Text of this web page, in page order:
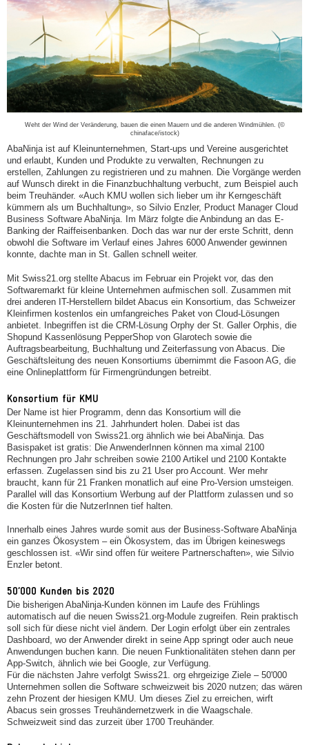
Weht der Wind der Veränderung, bauen die einen Mauern und die anderen Windmühlen. (©
chinaface/istock)
AbaNinja ist auf Kleinunternehmen, Start-ups und Vereine ausgerichtet
und erlaubt, Kunden und Produkte zu verwalten, Rechnungen zu
erstellen, Zahlungen zu registrieren und zu mahnen. Die Vorgänge werden
auf Wunsch direkt in die Finanzbuchhaltung verbucht, zum Beispiel auch
beim Treuhänder. «Auch KMU wollen sich lieber um ihr Kerngeschäft
kümmern als um Buchhaltung», so Silvio Enzler, Product Manager Cloud
Business Software AbaNinja. Im März folgte die Anbindung an das E-
Banking der Raiffeisenbanken. Doch das war nur der erste Schritt, denn
obwohl die Software im Verlauf eines Jahres 6000 Anwender gewinnen
konnte, dachte man in St. Gallen schnell weiter.
Mit Swiss21.org stellte Abacus im Februar ein Projekt vor, das den
Softwaremarkt für kleine Unternehmen aufmischen soll. Zusammen mit
drei anderen IT-Herstellern bildet Abacus ein Konsortium, das Schweizer
Kleinfirmen kostenlos ein umfangreiches Paket von Cloud-Lösungen
anbietet. Inbegriffen ist die CRM-Lösung Orphy der St. Galler Orphis, die
Shopund Kassenlösung PepperShop von Glarotech sowie die
Auftragsbearbeitung, Buchhaltung und Zeiterfassung von Abacus. Die
Geschäftsleitung des neuen Konsortiums übernimmt die Fasoon AG, die
eine Onlineplattform für Firmengründungen betreibt.
Konsortium für KMU
Der Name ist hier Programm, denn das Konsortium will die
Kleinunternehmen ins 21. Jahrhundert holen. Dabei ist das
Geschäftsmodell von Swiss21.org ähnlich wie bei AbaNinja. Das
Basispaket ist gratis: Die AnwenderInnen können ma ximal 2100
Rechnungen pro Jahr schreiben sowie 2100 Artikel und 2100 Kontakte
erfassen. Zugelassen sind bis zu 21 User pro Account. Wer mehr
braucht, kann für 21 Franken monatlich auf eine Pro-Version umsteigen.
Parallel will das Konsortium Werbung auf der Plattform zulassen und so
die Kosten für die NutzerInnen tief halten.
Innerhalb eines Jahres wurde somit aus der Business-Software AbaNinja
ein ganzes Ökosystem – ein Ökosystem, das im Übrigen keineswegs
geschlossen ist. «Wir sind offen für weitere Partnerschaften», wie Silvio
Enzler betont.
50’000 Kunden bis 2020
Die bisherigen AbaNinja-Kunden können im Laufe des Frühlings
automatisch auf die neuen Swiss21.org-Module zugreifen. Rein praktisch
soll sich für diese nicht viel ändern. Der Login erfolgt über ein zentrales
Dashboard, wo der Anwender direkt in seine App springt oder auch neue
Anwendungen buchen kann. Die neuen Funktionalitäten stehen dann per
App-Switch, ähnlich wie bei Google, zur Verfügung.
Für die nächsten Jahre verfolgt Swiss21. org ehrgeizige Ziele – 50'000
Unternehmen sollen die Software schweizweit bis 2020 nutzen; das wären
zehn Prozent der hiesigen KMU. Um dieses Ziel zu erreichen, wirft
Abacus sein grosses Treuhändernetzwerk in die Waagschale.
Schweizweit sind das zurzeit über 1700 Treuhänder.